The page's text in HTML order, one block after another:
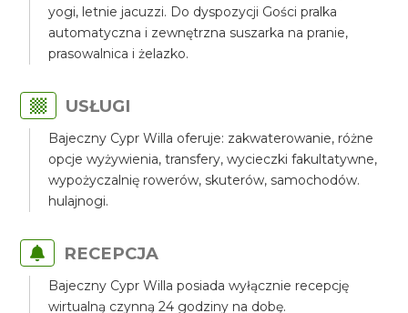
yogi, letnie jacuzzi. Do dyspozycji Gości pralka
automatyczna i zewnętrzna suszarka na pranie,
prasowalnica i żelazko.
USŁUGI
Bajeczny Cypr Willa oferuje: zakwaterowanie, różne
opcje wyżywienia, transfery, wycieczki fakultatywne,
wypożyczalnię rowerów, skuterów, samochodów.
hulajnogi.
RECEPCJA
Bajeczny Cypr Willa posiada wyłącznie recepcję
wirtualną czynną 24 godziny na dobę.